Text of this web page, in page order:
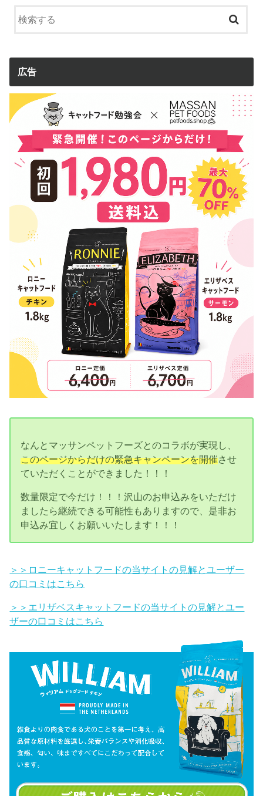
広告
なんとマッサンペットフーズとのコラボが実現し、
このページからだけの緊急キャンペーンを開催させ
ていただくことができました！！！
数量限定で今だけ！！！沢山のお申込みをいただけ
ましたら継続できる可能性もありますので、是非お
申込み宜しくお願いいたします！！！
＞＞ロニーキャットフードの当サイトの見解とユーザー
の口コミはこちら
＞＞エリザベスキャットフードの当サイトの見解とユー
ザーの口コミはこちら